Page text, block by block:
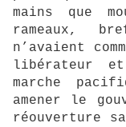
mains que
rameaux,
n’avaient
libérateur
marche
amener le
réouverture